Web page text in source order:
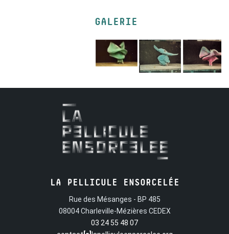
GALERIE
LA PELLICULE ENSORCELÉE
Rue des Mésanges - BP 485
08004 Charleville-Mézières CEDEX
03 24 55 48 07